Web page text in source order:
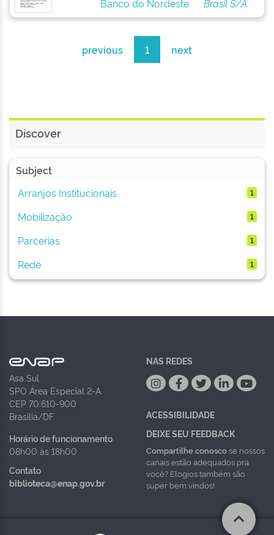
Banco do Nordeste
Brasil S/A
previous 1 next
Discover
Subject
Arranjos Institucionais
1
Mobilização 1
Parcerias 1
Rede 1
Asa Sul
SPO Área Especial 2-A
CEP 70.610-900
Brasília/DF
Horário de funcionamento
08h00 às 18h00
Contato
biblioteca@enap.gov.br
NAS REDES
ACESSIBILIDADE
DEIXE SEU FEEDBACK
Compartilhe conoscose nossos
canais estão adequados pra
você? Elogios também são
super bem vindos!